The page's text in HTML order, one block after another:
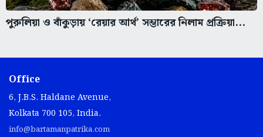
পুরুলিয়া ও বাঁকুড়ায় ‘রেয়ার আর্থ’ সম্ভারের নিলাম প্রক্রিয়া...
Office
6, J.B.S. Haldane Avenue,
Kolkata 700 105, India.
info@bartamanpatrika.com